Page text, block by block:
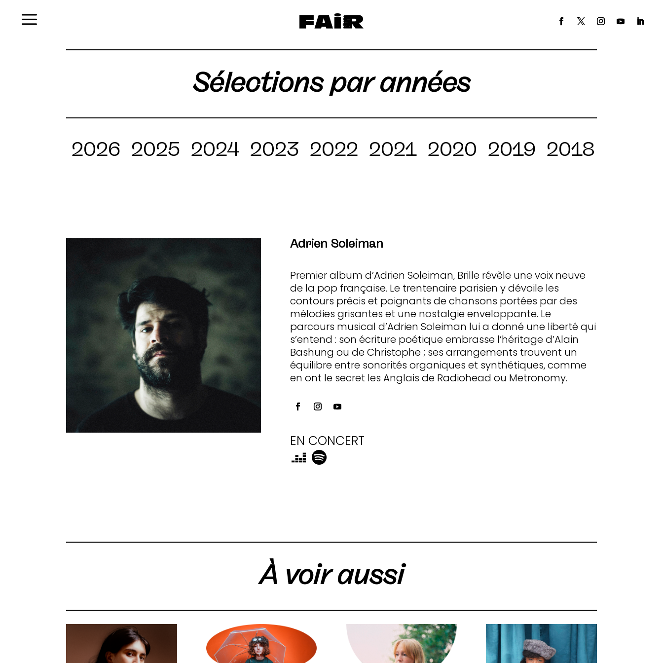
Sélections par années
2026 2025 2024 2023 2022 2021 2020 2019 2018
Adrien Soleiman
Premier album d’Adrien Soleiman, Brille révèle une voix neuve
de la pop française. Le trentenaire parisien y dévoile les
contours précis et poignants de chansons portées par des
mélodies grisantes et une nostalgie enveloppante. Le
parcours musical d’Adrien Soleiman lui a donné une liberté qui
s’entend : son écriture poétique embrasse l’héritage d’Alain
Bashung ou de Christophe ; ses arrangements trouvent un
équilibre entre sonorités organiques et synthétiques, comme
en ont le secret les Anglais de Radiohead ou Metronomy.
EN CONCERT
À voir aussi